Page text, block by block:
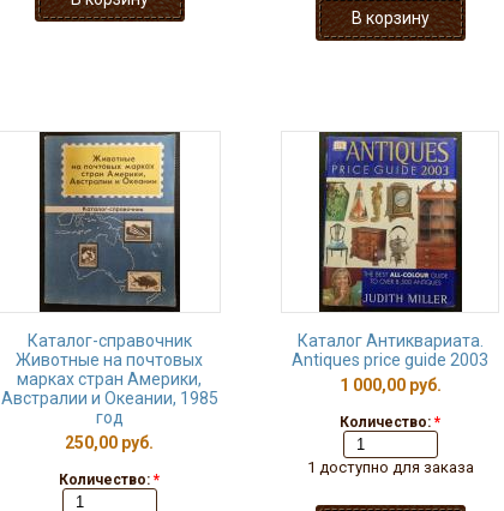
Каталог-справочник
Животные на почтовых
марках стран Америки,
Австралии и Океании, 1985
год
250,00 руб.
Количество: *
Каталог Антиквариата.
Antiques price guide 2003
1 000,00 руб.
Количество: *
1 доступно для заказа